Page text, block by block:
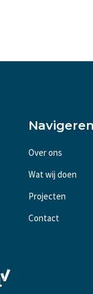
Navigeren
Over ons
Wat wij doen
Projecten
Contact